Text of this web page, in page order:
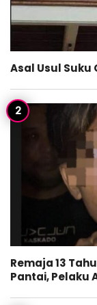
Asal Usul Suku
Remaja 13
Pantai, Pelaku